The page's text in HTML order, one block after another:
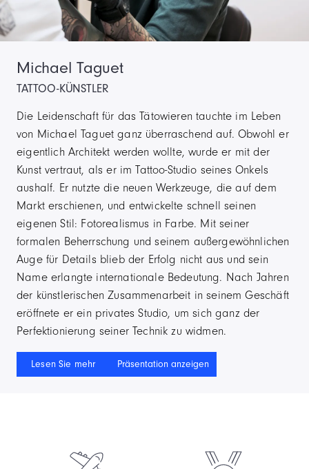
Michael Taguet
TATTOO-KÜNSTLER
Die Leidenschaft für das Tätowieren tauchte im Leben
von Michael Taguet ganz überraschend auf. Obwohl er
eigentlich Architekt werden wollte, wurde er mit der
Kunst vertraut, als er im Tattoo-Studio seines Onkels
aushalf. Er nutzte die neuen Werkzeuge, die auf dem
Markt erschienen, und entwickelte schnell seinen
eigenen Stil: Fotorealismus in Farbe. Mit seiner
formalen Beherrschung und seinem außergewöhnlichen
Auge für Details blieb der Erfolg nicht aus und sein
Name erlangte internationale Bedeutung. Nach Jahren
der künstlerischen Zusammenarbeit in seinem Geschäft
eröffnete er ein privates Studio, um sich ganz der
Perfektionierung seiner Technik zu widmen.
Lesen Sie mehr Präsentation anzeigen